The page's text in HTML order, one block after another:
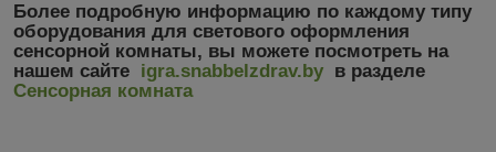
Более подробную информацию по каждому типу
оборудования для светового оформления
сенсорной комнаты, вы можете посмотреть на
нашем сайте igra.snabbelzdrav.by в разделе
Сенсорная комната